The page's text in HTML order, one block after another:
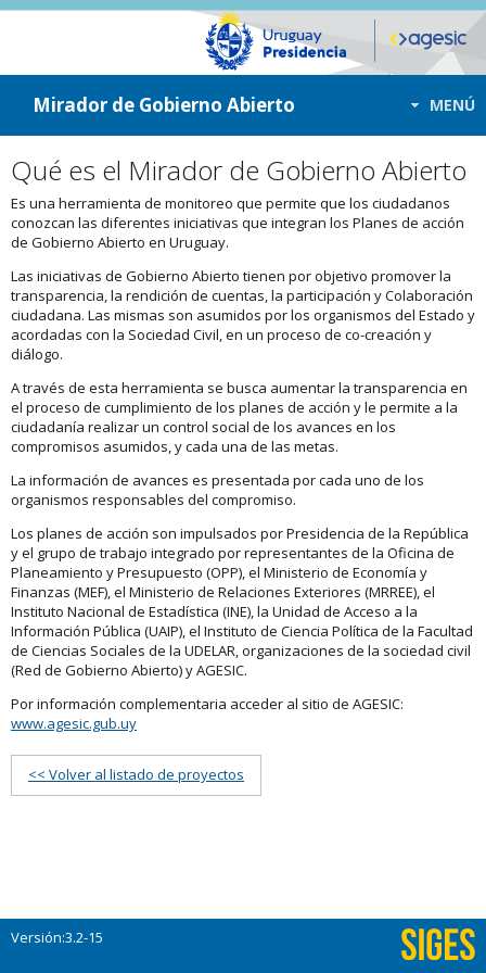
ir a contenido
ir al menú
Mirador de Gobierno Abierto MENÚ
Qué es el Mirador de Gobierno Abierto
Es una herramienta de monitoreo que permite que los ciudadanos
conozcan las diferentes iniciativas que integran los Planes de acción
de Gobierno Abierto en Uruguay.
Las iniciativas de Gobierno Abierto tienen por objetivo promover la
transparencia, la rendición de cuentas, la participación y Colaboración
ciudadana. Las mismas son asumidos por los organismos del Estado y
acordadas con la Sociedad Civil, en un proceso de co-creación y
diálogo.
A través de esta herramienta se busca aumentar la transparencia en
el proceso de cumplimiento de los planes de acción y le permite a la
ciudadanía realizar un control social de los avances en los
compromisos asumidos, y cada una de las metas.
La información de avances es presentada por cada uno de los
organismos responsables del compromiso.
Los planes de acción son impulsados por Presidencia de la República
y el grupo de trabajo integrado por representantes de la Oficina de
Planeamiento y Presupuesto (OPP), el Ministerio de Economía y
Finanzas (MEF), el Ministerio de Relaciones Exteriores (MRREE), el
Instituto Nacional de Estadística (INE), la Unidad de Acceso a la
Información Pública (UAIP), el Instituto de Ciencia Política de la Facultad
de Ciencias Sociales de la UDELAR, organizaciones de la sociedad civil
(Red de Gobierno Abierto) y AGESIC.
Por información complementaria acceder al sitio de AGESIC:
www.agesic.gub.uy
<< Volver al listado de proyectos
Versión:3.2-15